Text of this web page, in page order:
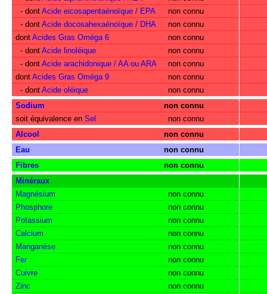
- dont Acide eicosapentaénoïque / EPA
non connu
- dont Acide docosahexaénoïque / DHA
non connu
dont Acides Gras Oméga 6
non connu
- dont Acide linoléique
non connu
- dont Acide arachidonique / AA ou ARA
non connu
dont Acides Gras Oméga 9
non connu
- dont Acide oléique
non connu
Sodium
non connu
soit équivalence en Sel
non connu
Alcool
non connu
Eau
non connu
Fibres
non connu
Minéraux
Magnésium
non connu
Phosphore
non connu
Potassium
non connu
Calcium
non connu
Manganèse
non connu
Fer
non connu
Cuivre
non connu
Zinc
non connu